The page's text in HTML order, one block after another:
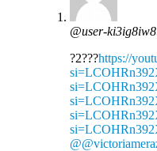
@user-
?2???https://